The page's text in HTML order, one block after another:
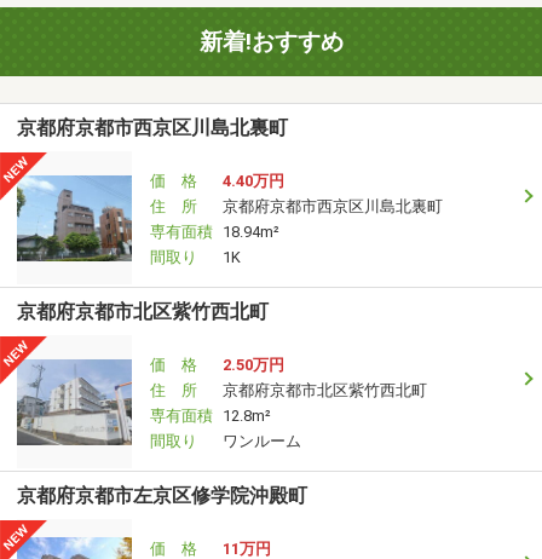
新着!おすすめ
京都府京都市西京区川島北裏町
価 格
4.40万円
住 所
京都府京都市西京区川島北裏町
専有面積 18.94m²
間取り
1K
京都府京都市北区紫竹西北町
価 格
2.50万円
住 所
京都府京都市北区紫竹西北町
専有面積 12.8m²
間取り
ワンルーム
京都府京都市左京区修学院沖殿町
価 格
11万円